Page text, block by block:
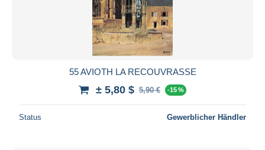
55 AVIOTH LA RECOUVRASSE
± 5,80 $ 5,90 € -15 %
Status Gewerblicher Händler